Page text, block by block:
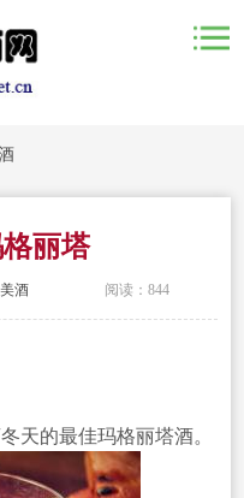
丽塔
酒 阅读：844
天的最佳玛格丽塔酒。